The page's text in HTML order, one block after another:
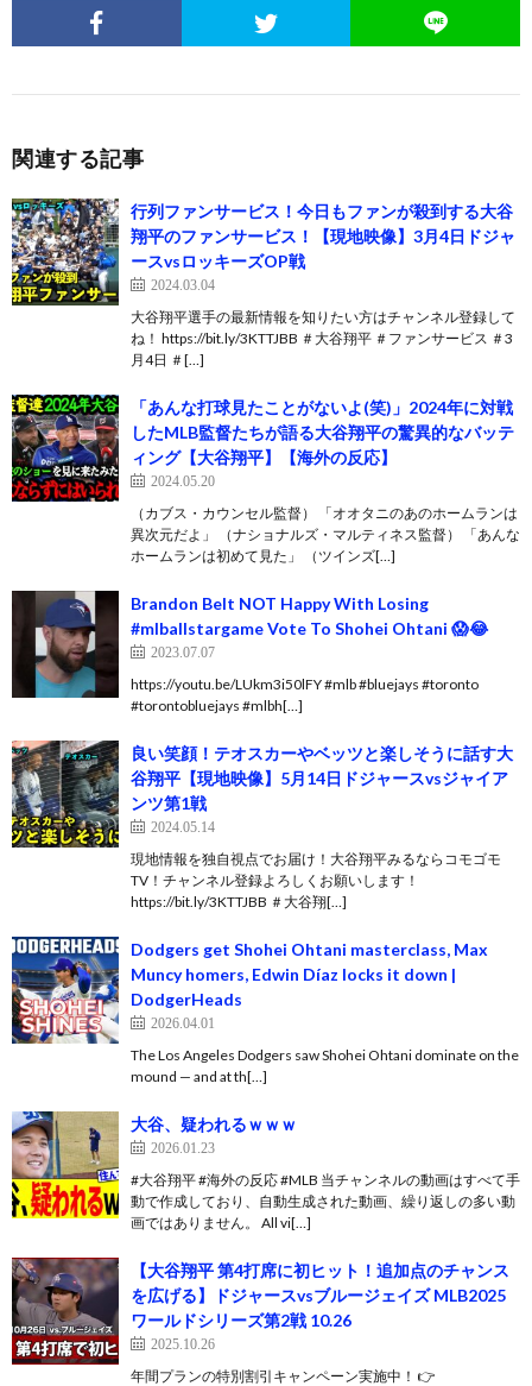
関連する記事
行列ファンサービス！今日もファンが殺到する大谷
翔平のファンサービス！【現地映像】3月4日ドジャ
ースvsロッキーズOP戦
2024.03.04
大谷翔平選手の最新情報を知りたい方はチャンネル登録して
ね！ https://bit.ly/3KTTJBB ＃大谷翔平 ＃ファンサービス ＃3
月4日 ＃[…]
「あんな打球見たことがないよ(笑)」2024年に対戦
したMLB監督たちが語る大谷翔平の驚異的なバッテ
ィング【大谷翔平】【海外の反応】
2024.05.20
（カブス・カウンセル監督） 「オオタニのあのホームランは
異次元だよ」 （ナショナルズ・マルティネス監督） 「あんな
ホームランは初めて見た」 （ツインズ[…]
Brandon Belt NOT Happy With Losing
#mlballstargame Vote To Shohei Ohtani 😱😂
2023.07.07
https://youtu.be/LUkm3i50lFY #mlb #bluejays #toronto
#torontobluejays #mlbh[…]
良い笑顔！テオスカーやベッツと楽しそうに話す大
谷翔平【現地映像】5月14日ドジャースvsジャイア
ンツ第1戦
2024.05.14
現地情報を独自視点でお届け！大谷翔平みるならコモゴモ
TV！チャンネル登録よろしくお願いします！
https://bit.ly/3KTTJBB ＃大谷翔[…]
Dodgers get Shohei Ohtani masterclass, Max
Muncy homers, Edwin Díaz locks it down |
DodgerHeads
2026.04.01
The Los Angeles Dodgers saw Shohei Ohtani dominate on the
mound — and at th[…]
大谷、疑われるｗｗｗ
2026.01.23
#大谷翔平 #海外の反応 #MLB 当チャンネルの動画はすべて手
動で作成しており、自動生成された動画、繰り返しの多い動
画ではありません。 All vi[…]
【大谷翔平 第4打席に初ヒット！追加点のチャンス
を広げる】ドジャースvsブルージェイズ MLB2025
ワールドシリーズ第2戦 10.26
2025.10.26
年間プランの特別割引キャンペーン実施中！ 👉